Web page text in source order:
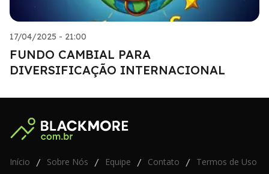
17/04/2025 - 21:00
FUNDO CAMBIAL PARA
DIVERSIFICAÇÃO INTERNACIONAL
Início / Sobre Nós / Equipe / Contato / Termos de Uso